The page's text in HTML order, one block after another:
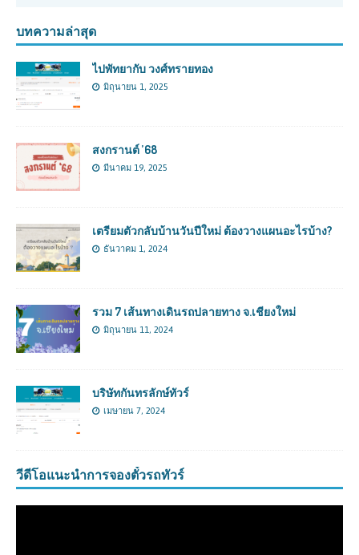
บทความล่าสุด
ไปพัทยากับ วงศ์ทรายทอง
มิถุนายน 1, 2025
สงกรานต์ ’68
มีนาคม 19, 2025
เตรียมตัวกลับบ้านวันปีใหม่ ต้องวางแผนอะไรบ้าง?
ธันวาคม 1, 2024
รวม 7 เส้นทางเดินรถปลายทาง จ.เชียงใหม่
มิถุนายน 11, 2024
บริษัทกันทรลักษ์ทัวร์
เมษายน 7, 2024
วีดีโอแนะนำการจองตั๋วรถทัวร์